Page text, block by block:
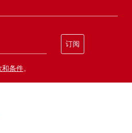
订阅
和条件。